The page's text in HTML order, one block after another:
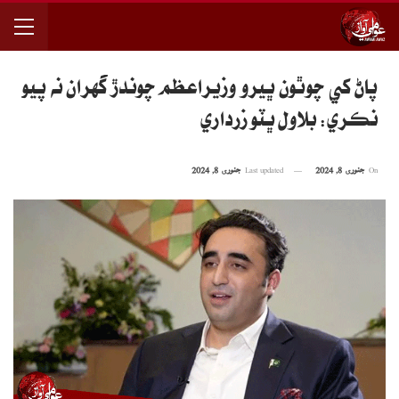
پاڻ کي چوٿون ڀيرو وزيراعظم چوندڙ گهران نه پيو
نڪري: بلاول ڀٽو زرداري